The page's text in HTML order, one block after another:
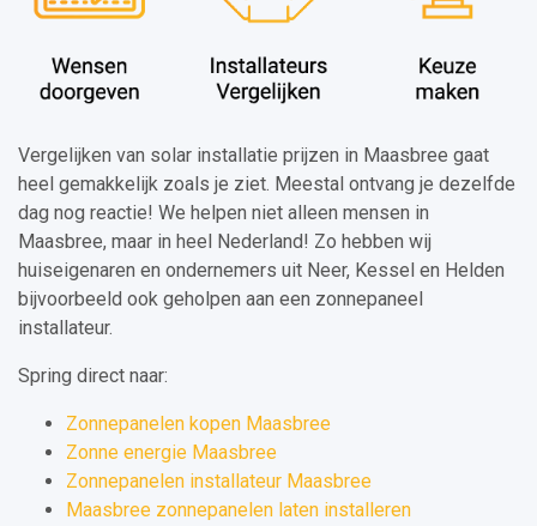
Vergelijken van solar installatie prijzen in Maasbree gaat
heel gemakkelijk zoals je ziet. Meestal ontvang je dezelfde
dag nog reactie! We helpen niet alleen mensen in
Maasbree, maar in heel Nederland! Zo hebben wij
huiseigenaren en ondernemers uit Neer, Kessel en Helden
bijvoorbeeld ook geholpen aan een zonnepaneel
installateur.
Spring direct naar:
Zonnepanelen kopen Maasbree
Zonne energie Maasbree
Zonnepanelen installateur Maasbree
Maasbree zonnepanelen laten installeren